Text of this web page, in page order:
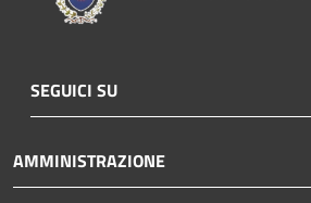
SEGUICI SU
AMMINISTRAZIONE